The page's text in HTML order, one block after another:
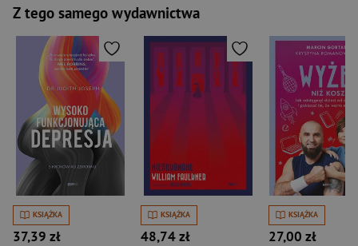
Z tego samego wydawnictwa
KSIĄŻKA
37,39 zł
KSIĄŻKA
48,74 zł
KSIĄŻKA
27,00 zł